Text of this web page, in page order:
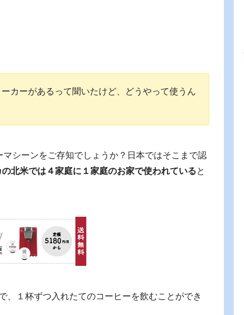
カーがあるって聞いたけど、どうやって使うん
マシーンをご存知でしょうか？日本ではそこまで認
北米では４家庭に１家庭のお家で使われている と
、１杯ずつ入れたてのコーヒーを飲むことができ